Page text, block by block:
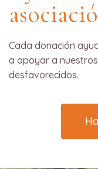
Cada donación
a apoyar a
desfavorecidos.